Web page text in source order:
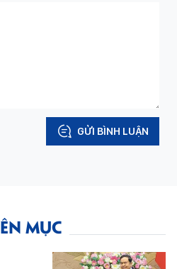
GỬI BÌNH LUẬN
MỤC